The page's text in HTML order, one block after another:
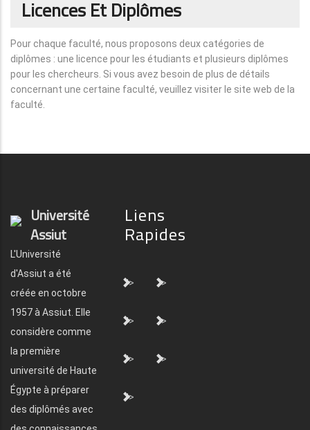
Licences Et Diplômes
Pour chaque faculté, nous proposons deux catégories de
diplômes : une licence pour les étudiants et plusieurs diplômes
pour les chercheurs. Si vous avez besoin de plus de détails
concernant une certaine faculté, veuillez visiter le site web de la
faculté.
Université
Assiut
L'Université
d'Assiut a été
créée en octobre
1957 à Assiut. Elle
considère comme
la première
université de Haute
Égypte à préparer
des diplômés avec
Liens
Rapides
"> ">
"> ">
"> ">
">